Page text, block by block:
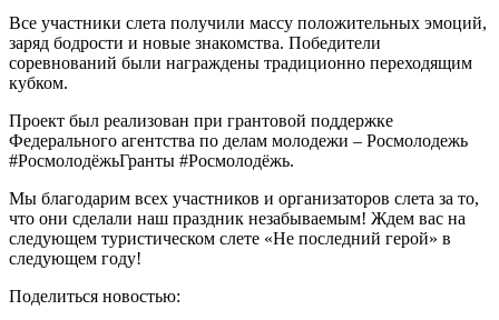
Все участники слета получили массу положительных эмоций,
заряд бодрости и новые знакомства. Победители
соревнований были награждены традиционно переходящим
кубком.
Проект был реализован при грантовой поддержке
Федерального агентства по делам молодежи – Росмолодежь
#РосмолодёжьГранты #Росмолодёжь.
Мы благодарим всех участников и организаторов слета за то,
что они сделали наш праздник незабываемым! Ждем вас на
следующем туристическом слете «Не последний герой» в
следующем году!
Поделиться новостью: